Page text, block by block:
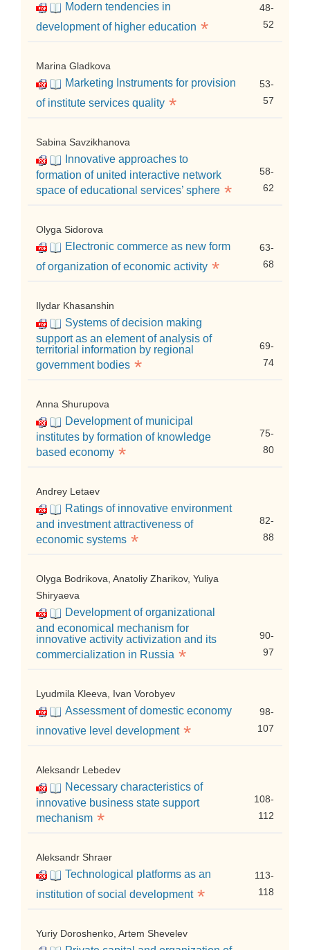
Modern tendencies in
development of higher education *
48-
52
Marina Gladkova
Marketing Instruments for provision
of institute services quality *
53-
57
Sabina Savzikhanova
Innovative approaches to
formation of united interactive network
space of educational services’ sphere *
58-
62
Olyga Sidorova
Electronic commerce as new form
of organization of economic activity *
63-
68
Ilydar Khasanshin
Systems of decision making
support as an element of analysis of
territorial information by regional
government bodies *
69-
74
Anna Shurupova
Development of municipal
institutes by formation of knowledge
based economy *
75-
80
Andrey Letaev
Ratings of innovative environment
and investment attractiveness of
economic systems *
82-
88
Olyga Bodrikova, Anatoliy Zharikov, Yuliya
Shiryaeva
Development of organizational
and economical mechanism for
innovative activity activization and its
commercialization in Russia *
90-
97
Lyudmila Kleeva, Ivan Vorobyev
Assessment of domestic economy
innovative level development *
98-
107
Aleksandr Lebedev
Necessary characteristics of
innovative business state support
mechanism *
108-
112
Aleksandr Shraer
Technological platforms as an
institution of social development *
113-
118
Yuriy Doroshenko, Artem Shevelev